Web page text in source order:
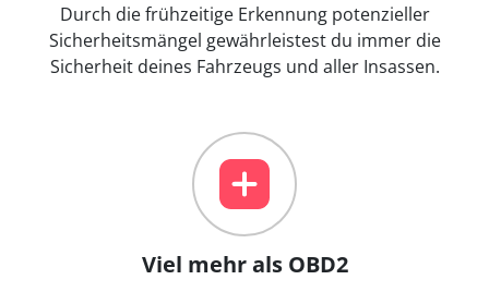
Durch die frühzeitige Erkennung potenzieller
Sicherheitsmängel gewährleistest du immer die
Sicherheit deines Fahrzeugs und aller Insassen.
Viel mehr als OBD2